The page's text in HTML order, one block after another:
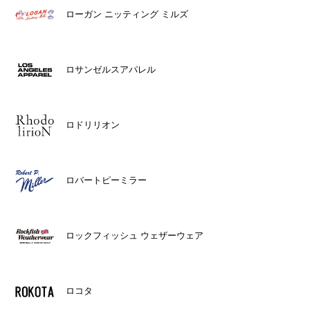
ローガン ニッティング ミルズ
ロサンゼルスアパレル
ロドリリオン
ロバートピーミラー
ロックフィッシュ ウェザーウェア
ロコタ